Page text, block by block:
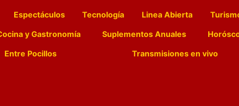
Espectáculos Tecnología Linea Abierta
y Gastronomía Suplementos Anuales
Entre Pocillos Transmisiones en vivo